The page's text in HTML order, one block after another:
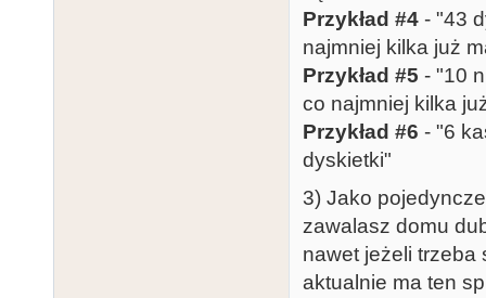
Przykład #4 - "43
najmniej kilka już
Przykład #5 - "10
co najmniej kilka
Przykład #6 - "6
dyskietki"
3) Jako
zawalasz domu
nawet jeżeli trzeba
aktualnie ma ten